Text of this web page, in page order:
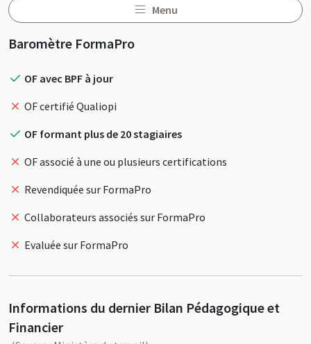
Menu
Profil
Baromètre FormaPro
OF avec BPF à jour
OF certifié Qualiopi
OF formant plus de 20 stagiaires
OF associé à une ou plusieurs certifications
Revendiquée sur FormaPro
Collaborateurs associés sur FormaPro
Evaluée sur FormaPro
Informations du dernier Bilan Pédagogique et
Financier